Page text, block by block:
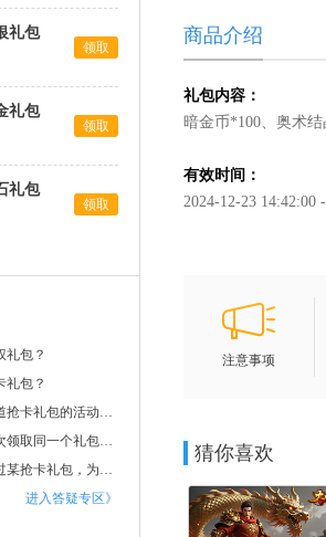
礼包
领取
礼包
领取
礼包
领取
礼包？
礼包？
的活动时间和内容？
取同一个礼包吗？
为什么提示我已领取过？
进入答疑专区》
商品介绍
礼包内容：
暗金币*100、奥术结
有效时间：
2024-12-23 14:42:00
注意事项
猜你喜欢